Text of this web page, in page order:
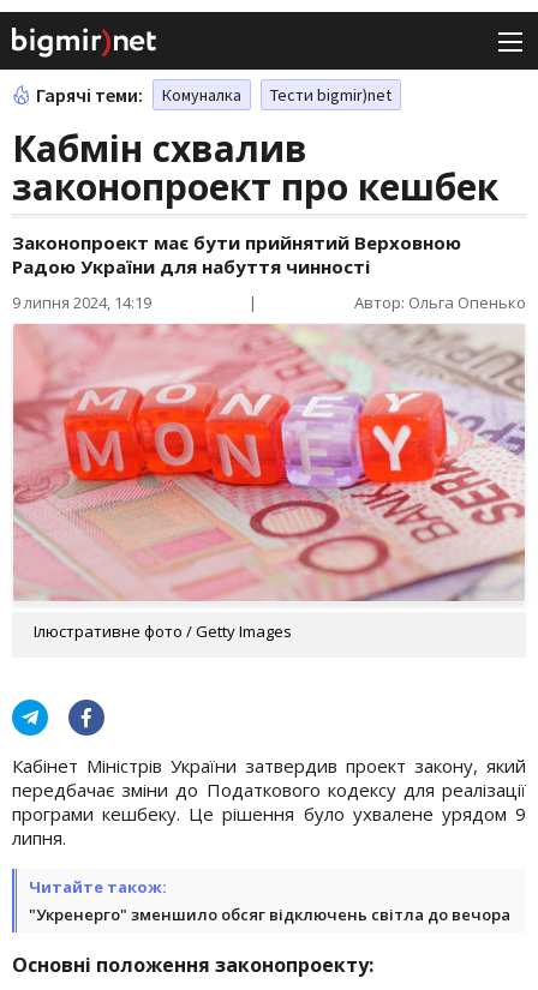
Гарячі теми: Комуналка Тести bigmir)net
Кабмін схвалив
законопроект про кешбек
Законопроект має бути прийнятий Верховною
Радою України для набуття чинності
9 липня 2024, 14:19 | Автор: Ольга Опенько
Ілюстративне фото / Getty Images
Кабінет Міністрів України затвердив проект закону, який
передбачає зміни до Податкового кодексу для реалізації
програми кешбеку. Це рішення було ухвалене урядом 9
липня.
Читайте також:
"Укренерго" зменшило обсяг відключень світла до вечора
Основні положення законопроекту: